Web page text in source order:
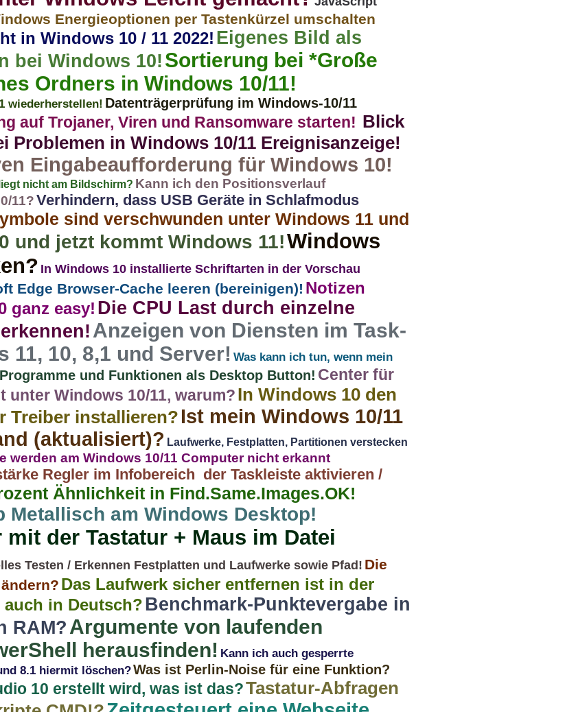
Energieoptionen per Tastenkürzel umschalten
in Windows 10 / 11 2022! Eigenes Bild als
bei Windows 10! Sortierung bei *Große
Ordners in Windows 10/11!
wiederherstellen! Datenträgerprüfung im Windows-10/11
auf Trojaner, Viren und Ransomware starten! Blick
Problemen in Windows 10/11 Ereignisanzeige!
Eingabeaufforderung für Windows 10!
nicht am Bildschirm? Kann ich den Positionsverlauf
11?Verhindern, dass USB Geräte in Schlafmodus
sind verschwunden unter Windows 11 und
und jetzt kommt Windows 11!Windows
In Windows 10 installierte Schriftarten in der Vorschau
Edge Browser-Cache leeren (bereinigen)! Notizen
ganz easy! Die CPU Last durch einzelne
Anzeigen von Diensten im Task-
11, 10, 8,1 und Server! Was kann ich tun, wenn mein
Programme und Funktionen als Desktop Button! Center für
Windows 10/11, warum?In Windows 10 den
Treiber installieren?Ist mein Windows 10/11
(aktualisiert)? Laufwerke, Festplatten, Partitionen verstecken
werden am Windows 10/11 Computer nicht erkannt
Regler im Infobereich der Taskleiste aktivieren /
Ähnlichkeit in Find.Same.Images.OK!
Metallisch am Windows Desktop!
der Tastatur + Maus im Datei
Testen / Erkennen Festplatten und Laufwerke sowie Pfad! Die
Das Laufwerk sicher entfernen ist in der
in Deutsch?Benchmark-Punktevergabe in
RAM?Argumente von laufenden
herausfinden! Kann ich auch gesperrte
8.1 hiermit löschen?Was ist Perlin-Noise für eine Funktion?
10 erstellt wird, was ist das?Tastatur-Abfragen